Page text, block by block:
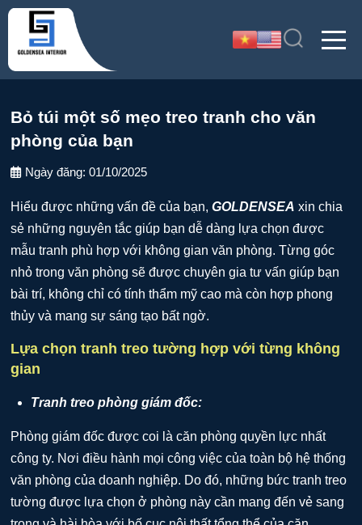
Bỏ túi một số mẹo treo tranh cho văn
phòng của bạn
Ngày đăng:01/10/2025
Hiểu được những vấn đề của bạn,GOLDENSEA xin chia
sẻ những nguyên tắc giúp bạn dễ dàng lựa chọn được
mẫu tranh phù hợp với không gian văn phòng. Từng góc
nhỏ trong văn phòng sẽ được chuyên gia tư vấn giúp bạn
bài trí, không chỉ có tính thẩm mỹ cao mà còn hợp phong
thủy và mang sự sáng tạo bất ngờ.
Lựa chọn tranh treo tường hợp với từng không
gian
Tranh treo phòng giám đốc:
Phòng giám đốc được coi là căn phòng quyền lực nhất
công ty. Nơi điều hành mọi công việc của toàn bộ hệ thống
văn phòng của doanh nghiệp. Do đó, những bức tranh treo
tường được lựa chọn ở phòng này cần mang đến vẻ sang